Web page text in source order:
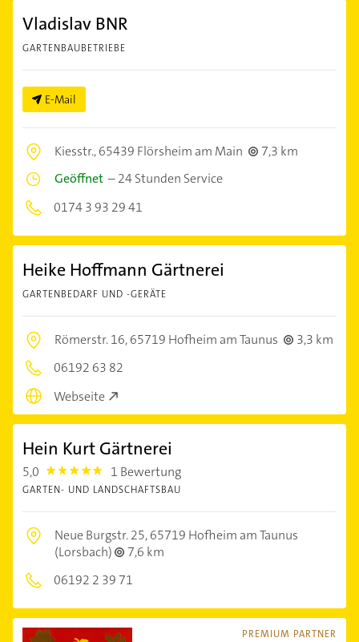
Vladislav BNR
GARTENBAUBETRIEBE
E-Mail
Kiesstr.,65439 Flörsheim am Main
7,3 km
Geöffnet –24 Stunden Service
0174 3 93 29 41
Heike Hoffmann Gärtnerei
GARTENBEDARF UND -GERÄTE
Römerstr. 16,65719 Hofheim am Taunus
3,3 km
06192 63 82
Webseite
Hein Kurt Gärtnerei
5,0 5.0 1 Bewertung
GARTEN- UND LANDSCHAFTSBAU
Neue Burgstr. 25,65719 Hofheim am Taunus
(Lorsbach)
7,6 km
06192 2 39 71
PREMIUM PARTNER